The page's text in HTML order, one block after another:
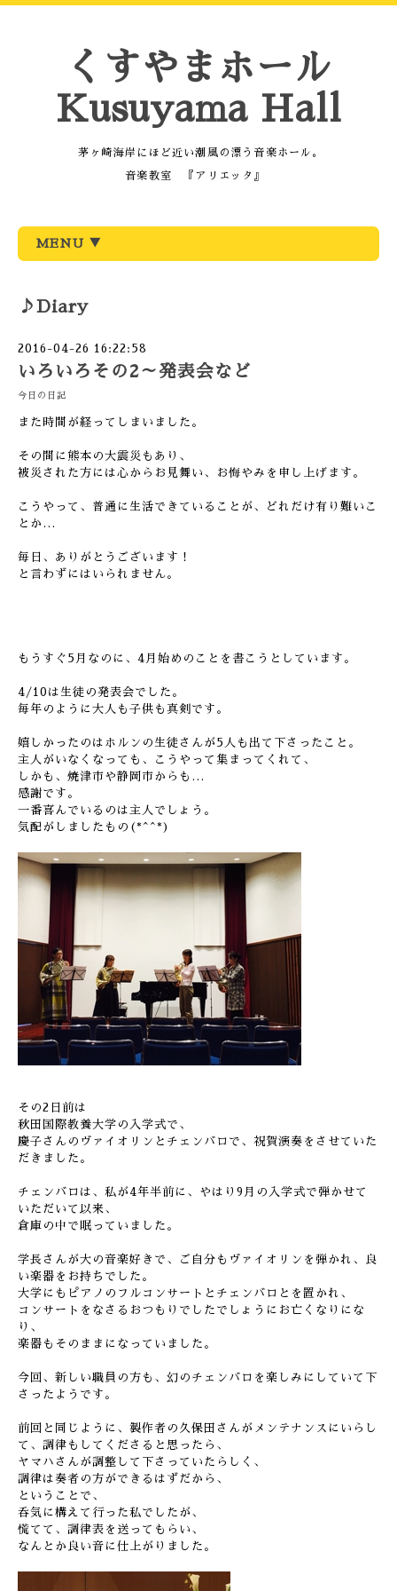
くすやまホール
Kusuyama Hall
茅ヶ崎海岸にほど近い潮風の漂う音楽ホール。
音楽教室 『アリエッタ』
MENU ▼
♪Diary
2016-04-26 16:22:58
いろいろその2～発表会など
今日の日記
また時間が経ってしまいました。
その間に熊本の大震災もあり、
被災された方には心からお見舞い、お悔やみを申し上げます。
こうやって、普通に生活できていることが、どれだけ有り難いこ
とか…
毎日、ありがとうございます！
と言わずにはいられません。
もうすぐ5月なのに、4月始めのことを書こうとしています。
4/10は生徒の発表会でした。
毎年のように大人も子供も真剣です。
嬉しかったのはホルンの生徒さんが5人も出て下さったこと。
主人がいなくなっても、こうやって集まってくれて、
しかも、焼津市や静岡市からも…
感謝です。
一番喜んでいるのは主人でしょう。
気配がしましたもの(*^^*)
その2日前は
秋田国際教養大学の入学式で、
慶子さんのヴァイオリンとチェンバロで、祝賀演奏をさせていた
だきました。
チェンバロは、私が4年半前に、やはり9月の入学式で弾かせて
いただいて以来、
倉庫の中で眠っていました。
学長さんが大の音楽好きで、ご自分もヴァイオリンを弾かれ、良
い楽器をお持ちでした。
大学にもピアノのフルコンサートとチェンバロとを置かれ、
コンサートをなさるおつもりでしたでしょうにお亡くなりにな
り、
楽器もそのままになっていました。
今回、新しい職員の方も、幻のチェンバロを楽しみにしていて下
さったようです。
前回と同じように、製作者の久保田さんがメンテナンスにいらし
て、調律もしてくださると思ったら、
ヤマハさんが調整して下さっていたらしく、
調律は奏者の方ができるはずだから、
ということで、
呑気に構えて行った私でしたが、
慌てて、調律表を送ってもらい、
なんとか良い音に仕上がりました。